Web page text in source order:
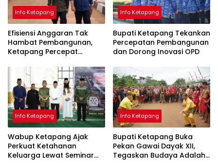
Info Ketapang
Efisiensi Anggaran Tak
Hambat Pembangunan,
Ketapang Percepat
Kolaborasi
Info Ketapang
Bupati Ketapang Tekankan
Percepatan Pembangunan
dan Dorong Inovasi OPD
Info Ketapang
Wabup Ketapang Ajak
Perkuat Ketahanan
Keluarga Lewat Seminar
Info Ketapang
Bupati Ketapang Buka
Pekan Gawai Dayak XII,
Tegaskan Budaya Adalah